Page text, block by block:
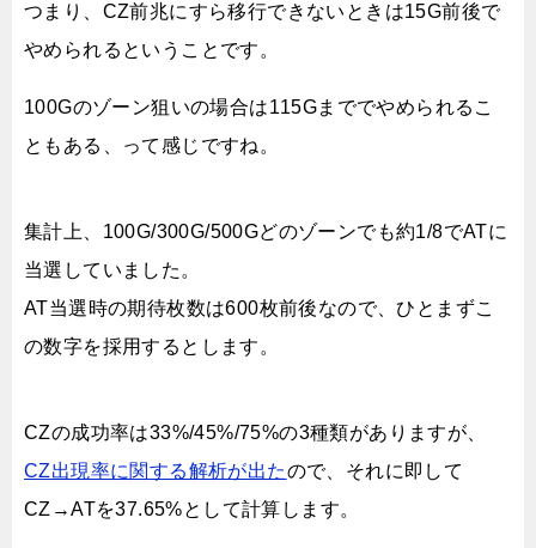
つまり、CZ前兆にすら移行できないときは15G前後で
やめられるということです。
100Gのゾーン狙いの場合は115Gまででやめられるこ
ともある、って感じですね。
集計上、100G/300G/500Gどのゾーンでも約1/8でATに
当選していました。
AT当選時の期待枚数は600枚前後なので、ひとまずこ
の数字を採用するとします。
CZの成功率は33%/45%/75%の3種類がありますが、
CZ出現率に関する解析が出たので、それに即して
CZ→ATを37.65%として計算します。